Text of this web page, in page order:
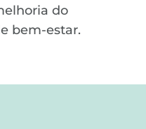
do
bem-estar.